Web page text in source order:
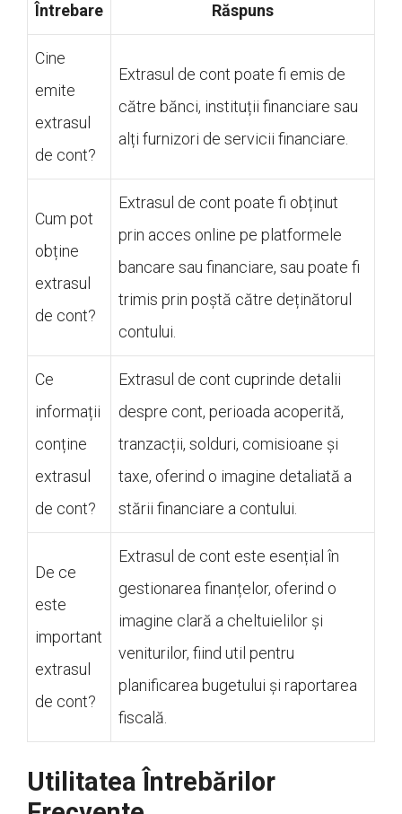
Întrebare Răspuns
Cine
emite
extrasul
de cont?
Extrasul de cont poate fi emis de
către bănci, instituții financiare sau
alți furnizori de servicii financiare.
Cum pot
obține
extrasul
de cont?
Extrasul de cont poate fi obținut
prin acces online pe platformele
bancare sau financiare, sau poate fi
trimis prin poștă către deținătorul
contului.
Ce
informații
conține
extrasul
de cont?
Extrasul de cont cuprinde detalii
despre cont, perioada acoperită,
tranzacții, solduri, comisioane și
taxe, oferind o imagine detaliată a
stării financiare a contului.
De ce
este
important
extrasul
de cont?
Extrasul de cont este esențial în
gestionarea finanțelor, oferind o
imagine clară a cheltuielilor și
veniturilor, fiind util pentru
planificarea bugetului și raportarea
fiscală.
Utilitatea Întrebărilor